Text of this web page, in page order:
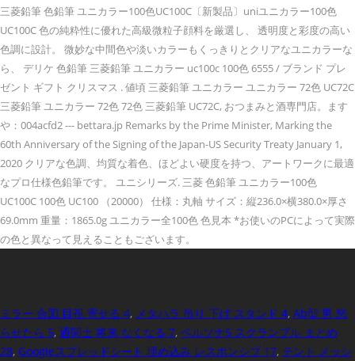
三菱鉛筆 色鉛筆 ユニカラー100色UC100C〔新製品〕uniユニカラー100色
UC100C 色の純粋性に優れた高級微粒子顔料を厳選し、 透明度と彩度の高い
色調に設計。 微妙な中間色や淡いカラーもくっきりとクリアなユニカラーな
ら、 デリケ 色鉛筆 三菱鉛筆 ユニカラー uc100c 100色 6555 / ブランド プレ
ゼント ギフト クリスマス . 値頃 三菱鉛筆 ユニカラー ユニカラー 72色 UC72C
三菱鉛筆 ユニカラー 72色 72色 三菱鉛筆 UC72C, おつまみと酒専門店。ます
や：004acfd2 --- bettara.jp Remarks by the Prime Minister, Marking the
60th Anniversary of the Signing of the Japan-US Security Treaty January 1,
2020 クリアな色調、均質な着色、ほどよい硬度を持つ、アートワークに最適
なプロ仕様色鉛筆です。 ユニシリーズ. 三菱 色鉛筆 ユニカラー100色
UC100C 100色 UC100 （20000） 仕様：丸軸 サイズ：縦236.0×横380.0×厚さ
69.0mm 重量：1865.0g ユニカラー全100色 色見本 *お使いのPCによって実際
の色と異なって見えることもございます。
ミラー 合図 目視 寄せる 4, メタハラ 吊り 下げ スタンド 4, Ab型 男 怒
らせたら 5, 通関士 将来 なくなる 7, ペルソナ5 スクランブル まとめ
28, Googleスプレッドシート 埋め込み レスポンシブ 17, テント メッシ